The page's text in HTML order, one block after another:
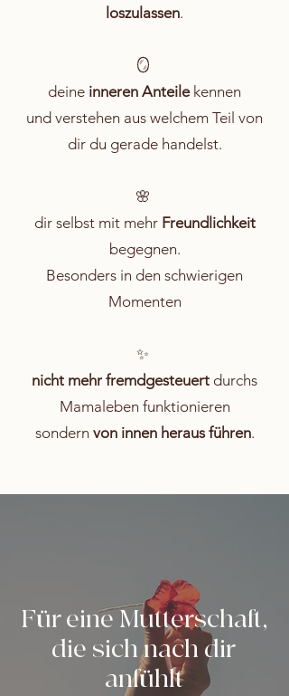
loszulassen.
🪞
deine inneren Anteilekennen
und verstehen aus welchem Teil von
dir du gerade handelst.
🌸
dir selbst mit mehr Freundlichkeit
begegnen.
Besonders in den schwierigen
Momenten
✨
nicht mehr fremdgesteuert durchs
Mamaleben funktionieren
sondern von innen heraus führen.
Für eine Mutterschaft,
die sich nach dir
anfühlt